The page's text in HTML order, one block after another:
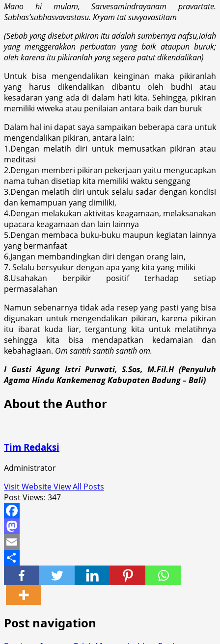
Mano hi mulam, Sarvesamindrayanam pravartate.
Subhas’subhasvavastasu. Kryam tat suvyavastitam
(Sebab yang disebut pikiran itu adalah sumbernya nafsu,ialah
yang menggerakkan perbuatan yang baik ataupun buruk;
oleh karena itu pikiranlah yang segera patut dikendalikan)
Untuk bisa mengendalikan keinginan maka pikiranlah
yang harus dikendalikan dibantu oleh budhi atau
kesadaran yang ada di dalam hati kita. Sehingga, pikiran
memiliki wiweka atau penilaian antara baik dan buruk
Dalam hal ini dapat saya sampaikan beberapa cara untuk
mengendalikan pikiran, antara lain:
1.Dengan melatih diri untuk memusatkan pikiran atau
meditasi
2.Dengan memberi pikiran pekerjaan yaitu mengucapkan
nama tuhan disetiap kita memiliki waktu senggang
3.Dengan melatih diri untuk selalu sadar dengan kondisi
dan kemampuan yang dimiliki,
4.Dengan melakukan aktivitas keagamaan, melaksanakan
upacara keagamaan dan lain lainnya
5.Dengan membaca buku-buku maupun kegiatan lainnya
yang bermanfaat
6.Jangan membandingkan diri dengan orang lain,
7. Selalu bersyukur dengan apa yang kita yang miliki
8.Usahakan berpikir positif terhadap setiap
permasalahan
Namun sebenarnya tidak ada resep yang pasti yang bisa
digunakan untuk mengendalikan pikiran, karena pikiran
itu ibarat kuda liar, tergantung kita untuk melatihnya
sehingga kita bisa mendapatkan kedamaian dan
kebahagiaan. Om santih santih santih om.
I Gusti Agung Istri Purwati, S.Sos, M.Fil.H (Penyuluh
Agama Hindu Kankemenag Kabupaten Badung – Bali)
About the Author
Tim Redaksi
Administrator
Visit WebsiteView All Posts
Post Views: 347
Facebook
Mastodon
Email
Share
Post navigation